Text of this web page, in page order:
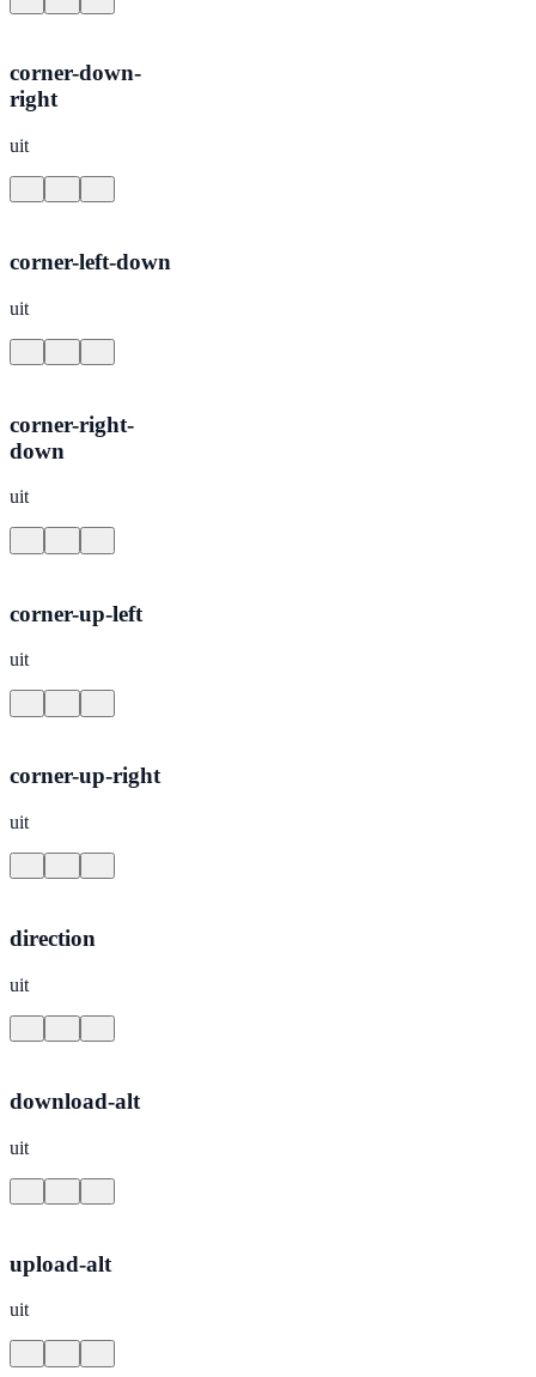
corner-down-
right
uit
corner-left-down
uit
corner-right-
down
uit
corner-up-left
uit
corner-up-right
uit
direction
uit
download-alt
uit
upload-alt
uit